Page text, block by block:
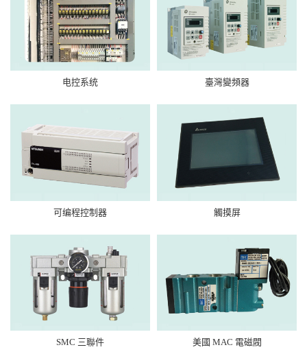
电控系统 臺灣變頻器
可编程控制器 觸摸屏
SMC 三聯件 美國 MAC 電磁閥